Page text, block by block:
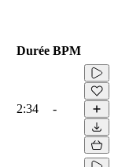
Durée BPM
2:34 -